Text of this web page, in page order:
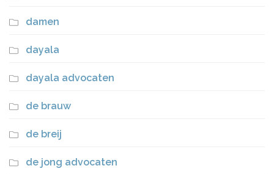
damen
dayala
dayala advocaten
de brauw
de breij
de jong advocaten